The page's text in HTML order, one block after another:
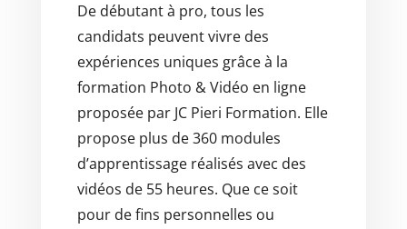
De débutant à pro, tous les
candidats peuvent vivre des
expériences uniques grâce à la
formation Photo & Vidéo en ligne
proposée par JC Pieri Formation. Elle
propose plus de 360 modules
d’apprentissage réalisés avec des
vidéos de 55 heures. Que ce soit
pour de fins personnelles ou